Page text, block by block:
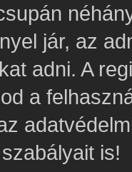
jár, az
adni. A
a
is!